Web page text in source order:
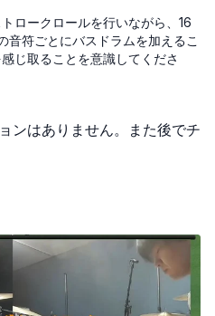
ロークロールを行いながら、16
音符ごとにバスドラムを加えるこ
じ取ることを意識してくださ
演奏します。この時、バスドラ
イミングで入れるようにしま
重要です。
左手は休ませます。これによっ
プストロークとダウンストローク
ンプルな動作にバスドラムを組
ィネーションを身につけます。
ンはありません。また後でチ